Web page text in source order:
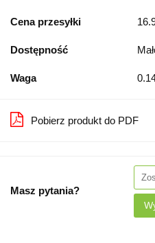
Cena przesyłki
Dostępność
Waga
Pobierz produkt do PDF
Masz pytania?